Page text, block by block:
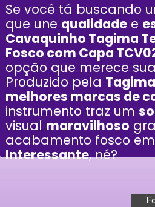
Se você tá buscando
que une qualidadee
Cavaquinho Tagima
Fosco com Capa
opção que merece
Produzido pela Tagima
melhores marcas de
instrumento traz um
visual maravilhoso
acabamento fosco em
Interessante, né?